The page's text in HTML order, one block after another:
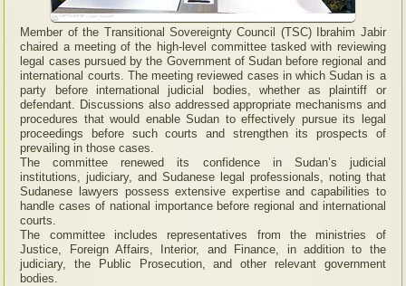
Member of the Transitional Sovereignty Council (TSC) Ibrahim Jabir
chaired a meeting of the high-level committee tasked with reviewing
legal cases pursued by the Government of Sudan before regional and
international courts. The meeting reviewed cases in which Sudan is a
party before international judicial bodies, whether as plaintiff or
defendant. Discussions also addressed appropriate mechanisms and
procedures that would enable Sudan to effectively pursue its legal
proceedings before such courts and strengthen its prospects of
prevailing in those cases.
The committee renewed its confidence in Sudan’s judicial
institutions, judiciary, and Sudanese legal professionals, noting that
Sudanese lawyers possess extensive expertise and capabilities to
handle cases of national importance before regional and international
courts.
The committee includes representatives from the ministries of
Justice, Foreign Affairs, Interior, and Finance, in addition to the
judiciary, the Public Prosecution, and other relevant government
bodies.